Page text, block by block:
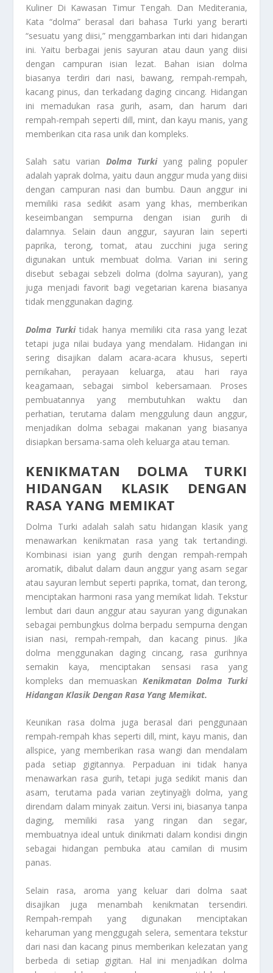
Kuliner Di Kawasan Timur Tengah. Dan Mediterania,
Kata “dolma” berasal dari bahasa Turki yang berarti
“sesuatu yang diisi,” menggambarkan inti dari hidangan
ini. Yaitu berbagai jenis sayuran atau daun yang diisi
dengan campuran isian lezat. Bahan isian dolma
biasanya terdiri dari nasi, bawang, rempah-rempah,
kacang pinus, dan terkadang daging cincang. Hidangan
ini memadukan rasa gurih, asam, dan harum dari
rempah-rempah seperti dill, mint, dan kayu manis, yang
memberikan cita rasa unik dan kompleks.
Salah satu varian Dolma Turkiyang paling populer
adalah yaprak dolma, yaitu daun anggur muda yang diisi
dengan campuran nasi dan bumbu. Daun anggur ini
memiliki rasa sedikit asam yang khas, memberikan
keseimbangan sempurna dengan isian gurih di
dalamnya. Selain daun anggur, sayuran lain seperti
paprika, terong, tomat, atau zucchini juga sering
digunakan untuk membuat dolma. Varian ini sering
disebut sebagai sebzeli dolma (dolma sayuran), yang
juga menjadi favorit bagi vegetarian karena biasanya
tidak menggunakan daging.
Dolma Turkitidak hanya memiliki cita rasa yang lezat
tetapi juga nilai budaya yang mendalam. Hidangan ini
sering disajikan dalam acara-acara khusus, seperti
pernikahan, perayaan keluarga, atau hari raya
keagamaan, sebagai simbol kebersamaan. Proses
pembuatannya yang membutuhkan waktu dan
perhatian, terutama dalam menggulung daun anggur,
menjadikan dolma sebagai makanan yang biasanya
disiapkan bersama-sama oleh keluarga atau teman.
KENIKMATAN DOLMA TURKI
HIDANGAN KLASIK DENGAN
RASA YANG MEMIKAT
Dolma Turki adalah salah satu hidangan klasik yang
menawarkan kenikmatan rasa yang tak tertandingi.
Kombinasi isian yang gurih dengan rempah-rempah
aromatik, dibalut dalam daun anggur yang asam segar
atau sayuran lembut seperti paprika, tomat, dan terong,
menciptakan harmoni rasa yang memikat lidah. Tekstur
lembut dari daun anggur atau sayuran yang digunakan
sebagai pembungkus dolma berpadu sempurna dengan
isian nasi, rempah-rempah, dan kacang pinus. Jika
dolma menggunakan daging cincang, rasa gurihnya
semakin kaya, menciptakan sensasi rasa yang
kompleks dan memuaskan Kenikmatan Dolma Turki
Hidangan Klasik Dengan Rasa Yang Memikat.
Keunikan rasa dolma juga berasal dari penggunaan
rempah-rempah khas seperti dill, mint, kayu manis, dan
allspice, yang memberikan rasa wangi dan mendalam
pada setiap gigitannya. Perpaduan ini tidak hanya
menawarkan rasa gurih, tetapi juga sedikit manis dan
asam, terutama pada varian zeytinyağlı dolma, yang
direndam dalam minyak zaitun. Versi ini, biasanya tanpa
daging, memiliki rasa yang ringan dan segar,
membuatnya ideal untuk dinikmati dalam kondisi dingin
sebagai hidangan pembuka atau camilan di musim
panas.
Selain rasa, aroma yang keluar dari dolma saat
disajikan juga menambah kenikmatan tersendiri.
Rempah-rempah yang digunakan menciptakan
keharuman yang menggugah selera, sementara tekstur
dari nasi dan kacang pinus memberikan kelezatan yang
berbeda di setiap gigitan. Hal ini menjadikan dolma